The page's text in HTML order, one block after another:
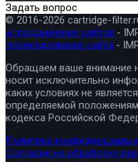
Задать вопрос
© 2016-2026 cartridge-
и продвижение сайтов -
проектирование сайта -
Обращаем ваше внимание
носит исключительно
каких условиях не
определяемой
кодекса Российской
Политика
Согласие на обработку